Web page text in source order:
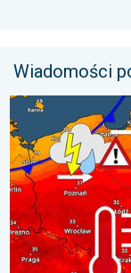
Wiadomości
Upał, burze i